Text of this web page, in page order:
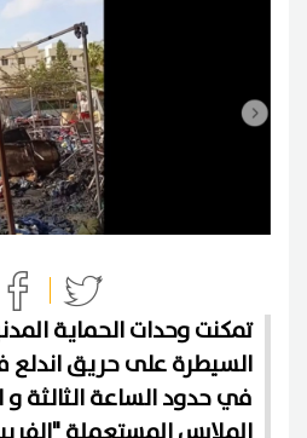
تمكنت وحدات الحماية
السيطرة على حريق اندلع
في حدود الساعة